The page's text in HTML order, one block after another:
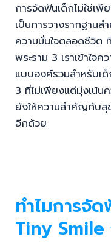
การจัดฟันเด็กไม่ใช่เ
เป็นการวางรากฐาน
ความมั่นใจตลอดชีวิต
พระราม 3 เราเข้าใ
แบบองค์รวมสำหรับเ
3 ที่ไม่เพียงแต่มุ่งเน้น
ยังให้ความสำคัญกับสุ
อีกด้วย
ทำไมการจั
Tiny